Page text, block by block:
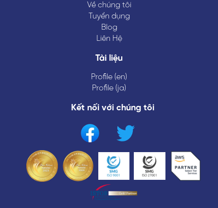
Về chúng tôi
Tuyển dụng
Blog
Liên Hệ
Tài liệu
Profile (en)
Profile (ja)
Kết nối với chúng tôi